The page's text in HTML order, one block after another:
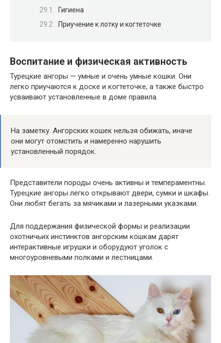
Гигиена
Приучение к лотку и когтеточке
Воспитание и физическая активность
Турецкие ангоры — умные и очень умные кошки. Они
легко приучаются к доске и когтеточке, а также быстро
усваивают установленные в доме правила.
На заметку. Ангорских кошек нельзя обижать, иначе
они могут отомстить и намеренно нарушить
установленный порядок.
Представители породы очень активны и темпераментны.
Турецкие ангоры легко открывают двери, сумки и шкафы.
Они любят бегать за мячиками и лазерными указками.
Для поддержания физической формы и реализации
охотничьих инстинктов ангорским кошкам дарят
интерактивные игрушки и оборудуют уголок с
многоуровневыми полками и лестницами.